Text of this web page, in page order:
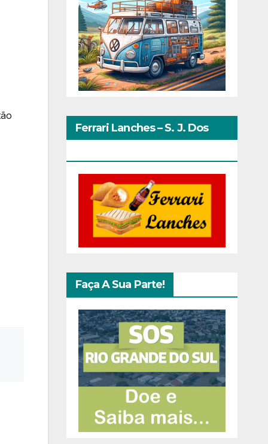
Ferrari Lanches – S. J. Dos
Faça A Sua Parte!